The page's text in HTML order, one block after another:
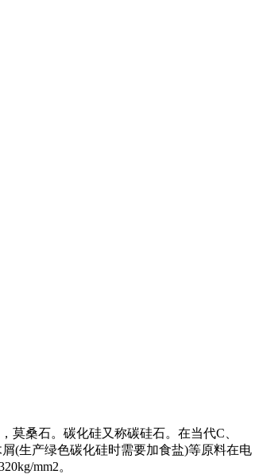
桑石。碳化硅又称碳硅石。在当代C、
(生产绿色碳化硅时需要加食盐)等原料在电
mm2。